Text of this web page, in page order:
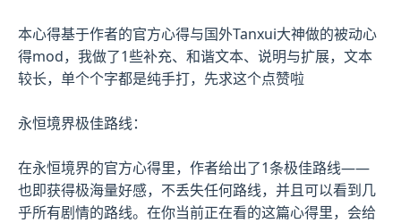
本心得基于作者的官方心得与国外Tanxui大神做的被动心
得mod，我做了1些补充、和谐文本、说明与扩展，文本
较长，单个个字都是纯手打，先求这个点赞啦
永恒境界极佳路线：
在永恒境界的官方心得里，作者给出了1条极佳路线——
也即获得极海量好感，不丢失任何路线，并且可以看到几
乎所有剧情的路线。在你当前正在看的这篇心得里，会给